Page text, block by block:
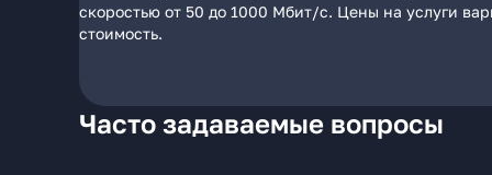
скоростью от 50 до 1000 Мбит/с. Цены на услуги
стоимость.
Часто задаваемые вопросы